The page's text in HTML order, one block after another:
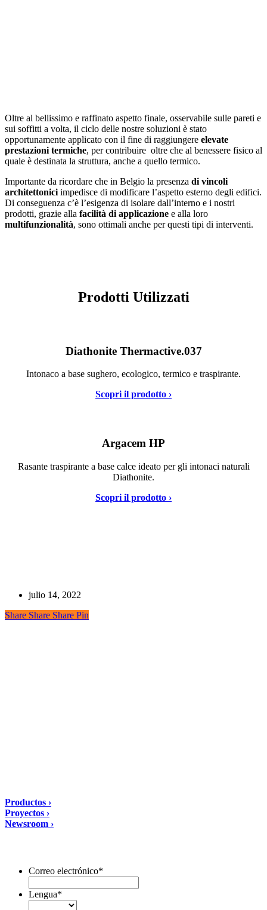
Oltre al bellissimo e raffinato aspetto finale, osservabile sulle pareti e
sui soffitti a volta, il ciclo delle nostre soluzioni è stato
opportunamente applicato con il fine di raggiungere elevate
prestazioni termiche, per contribuire oltre che al benessere fisico al
quale è destinata la struttura, anche a quello termico.
Importante da ricordare che in Belgio la presenza di vincoli
architettoniciimpedisce di modificare l’aspetto esterno degli edifici.
Di conseguenza c’è l’esigenza di isolare dall’interno e i nostri
prodotti, grazie alla facilità di applicazione e alla loro
multifunzionalità, sono ottimali anche per questi tipi di interventi.
Prodotti Utilizzati
Diathonite Thermactive.037
Intonaco a base sughero, ecologico, termico e traspirante.
Scopri il prodotto ›
Argacem HP
Rasante traspirante a base calce ideato per gli intonaci naturali
Diathonite.
Scopri il prodotto ›
julio 14, 2022
Share
Share Share Share Pin
Productos ›
Proyectos ›
Newsroom ›
Correo electrónico*
Lengua*